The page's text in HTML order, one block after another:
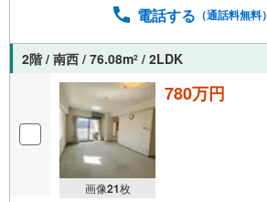
電話する （通話料無料）
2階 / 南西 / 76.08m2 / 2LDK
画像21枚
780万円